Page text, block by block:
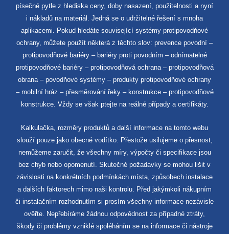
písečné pytle z hlediska ceny, doby nasazení, použitelnosti a nyní
i nákladů na materiál. Jedná se o udržitelné řešení s mnoha
aplikacemi. Pokud hledáte související systémy protipovodňové
ochrany, můžete použít některá z těchto slov: prevence povodní –
protipovodňové bariéry – bariéry proti povodním – odnímatelné
protipovodňové bariéry – protipovodňová ochrana – protipovodňová
obrana – povodňové systémy – produkty protipovodňové ochrany
– mobilní hráz – přesměrování řeky – konstrukce – protipovodňové
konstrukce. Vždy se však ptejte na reálné případy a certifikáty.
Kalkulačka, rozměry produktů a další informace na tomto webu
slouží pouze jako obecné vodítko. Přestože usilujeme o přesnost,
nemůžeme zaručit, že všechny míry, výpočty či specifikace jsou
bez chyb nebo opomenutí. Skutečné požadavky se mohou lišit v
závislosti na konkrétních podmínkách místa, způsobech instalace
a dalších faktorech mimo naši kontrolu. Před jakýmkoli nákupním
či instalačním rozhodnutím si prosím všechny informace nezávisle
ověřte. Nepřebíráme žádnou odpovědnost za případné ztráty,
škody či problémy vzniklé spoléháním se na informace či nástroje